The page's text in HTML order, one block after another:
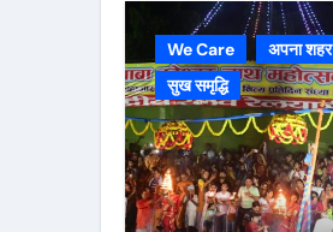
We Care अपना शहर
सुख समृद्धि